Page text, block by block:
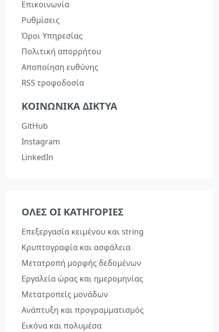
Επικοινωνία
Ρυθμίσεις
Όροι Υπηρεσίας
Πολιτική απορρήτου
Αποποίηση ευθύνης
RSS τροφοδοσία
ΚΟΙΝΩΝΙΚΆ ΔΊΚΤΥΑ
GitHub
Instagram
LinkedIn
ΌΛΕΣ ΟΙ ΚΑΤΗΓΟΡΊΕΣ
Επεξεργασία κειμένου και string
Κρυπτογραφία και ασφάλεια
Μετατροπή μορφής δεδομένων
Εργαλεία ώρας και ημερομηνίας
Μετατροπείς μονάδων
Ανάπτυξη και προγραμματισμός
Εικόνα και πολυμέσα